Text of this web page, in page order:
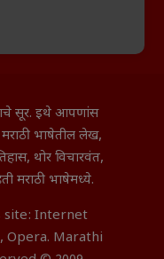
सूर. इथे आपणांस
मराठी भाषेतील लेख,
थोर विचारवंत,
मराठी भाषेमध्ये.
site: Internet
Opera. Marathi